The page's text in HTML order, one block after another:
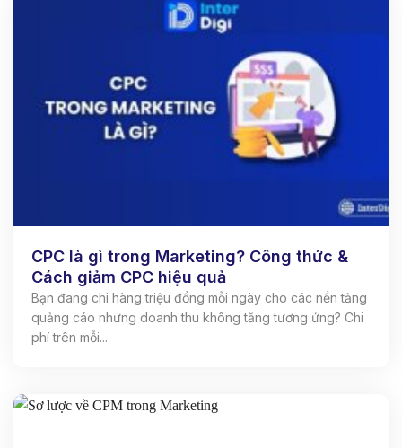
CPC là gì trong Marketing? Công thức &
Cách giảm CPC hiệu quả
Bạn đang chi hàng triệu đồng mỗi ngày cho các nền tảng
quảng cáo nhưng doanh thu không tăng tương ứng? Chi
phí trên mỗi...